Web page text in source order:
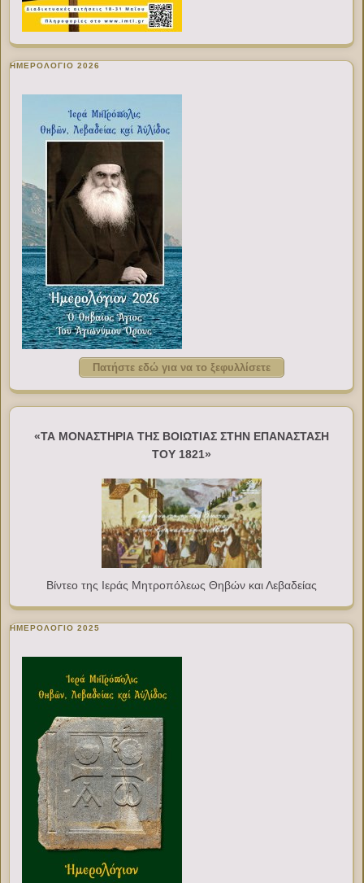
ΗΜΕΡΟΛΟΓΙΟ 2026
Πατήστε εδώ για να το ξεφυλλίσετε
«ΤΑ ΜΟΝΑΣΤΗΡΙΑ ΤΗΣ ΒΟΙΩΤΙΑΣ ΣΤΗΝ ΕΠΑΝΑΣΤΑΣΗ
ΤΟΥ 1821»
Βίντεο της Ιεράς Μητροπόλεως Θηβών και Λεβαδείας
ΗΜΕΡΟΛΟΓΙΟ 2025